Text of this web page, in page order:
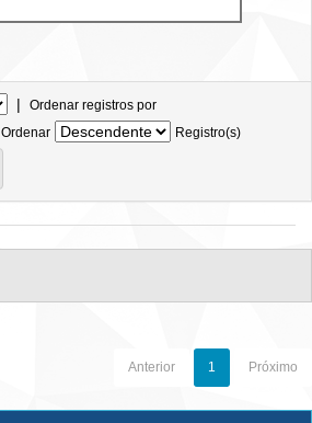
| Ordenar registros por
Ordenar
Registro(s)
Anterior 1 Próximo